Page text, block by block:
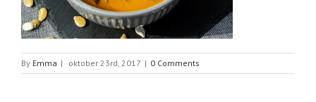
By Emma | oktober 23rd, 2017 | 0 Comments